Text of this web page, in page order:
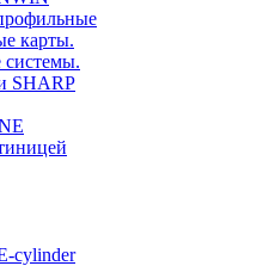
карты.
системы.
SHARP
cylinder